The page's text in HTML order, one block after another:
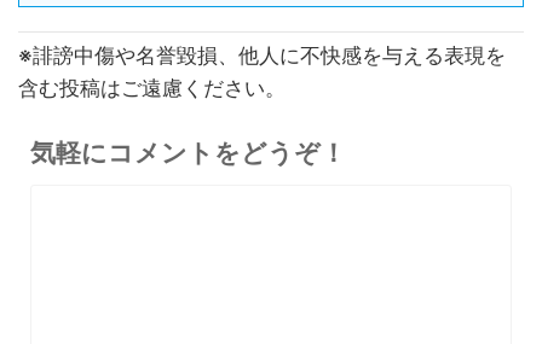
※誹謗中傷や名誉毀損、他人に不快感を与える表現を
含む投稿はご遠慮ください。
気軽にコメントをどうぞ！